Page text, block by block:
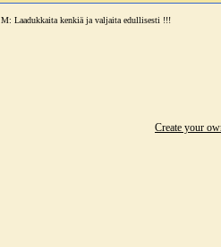
M: Laadukkaita kenkiä ja valjaita edullisesti !!!
Create your